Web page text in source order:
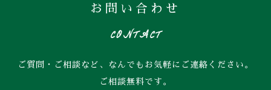
お問い合わせ
CONTACT
ご質問・ご相談など、なんでもお気軽にご連絡ください。
ご相談無料です。